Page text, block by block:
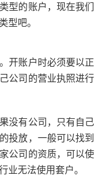
型的账户，现在我们
型吧。
开账户时必须要以正
公司的营业执照进行
没有公司，只有自己
投放，一般可以找到
公司的资质，可以使
业无法使用套户。